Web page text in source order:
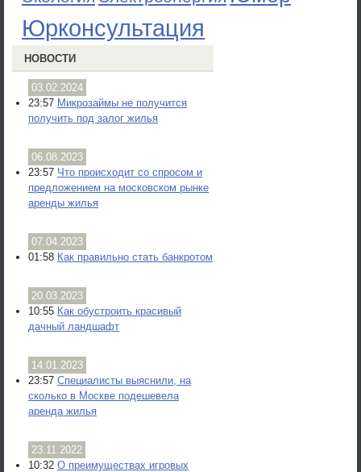
Юрконсультация
НОВОСТИ
03.02.2024
23:57 Микрозаймы не получится
получить под залог жилья
06.08.2023
23:57 Что происходит со спросом и
предложением на московском рынке
аренды жилья
07.04.2023
01:58 Как правильно стать банкротом
20.03.2023
10:55 Как обустроить красивый
дачный ландшафт
14.01.2023
23:57 Специалисты выяснили, на
сколько в Москве подешевела
аренда жилья
23.11.2022
10:32 О преимуществах игровых